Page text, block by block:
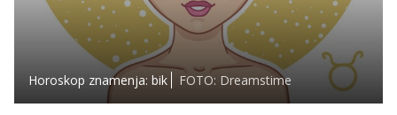
Horoskop znamenja: bik FOTO: Dreamstime